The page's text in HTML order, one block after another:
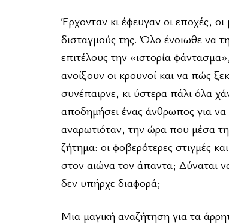
Έρχονταν κι έφευγαν οι εποχές,
δισταγμούς της. Όλο ένοιωθε να
επιτέλους την «ιστορία
ανοίξουν οι κρουνοί και να πώς
συνέπαιρνε, κι ύστερα πάλι όλα
αποδημήσει ένας άνθρωπος για
αναρωτιόταν, την ώρα που μέσα
ζήτημα: οι φοβερότερες στιγμές
στον αιώνα τον άπαντα; Δύναται
δεν υπήρχε διαφορά;
Μια μαγική αναζήτηση για τα